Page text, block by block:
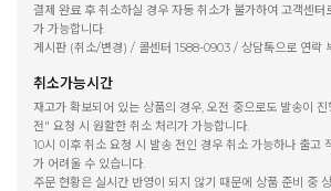
결제 완료 후 취소하실 경우 자동 취소가 불가하여 고객센터
가 가능합니다.
게시판 (취소/변경) / 콜센터 1588-0903 / 상담톡으로 연락
취소가능시간
재고가 확보되어 있는 상품의 경우, 오전 중으로도 발송이
전" 요청 시 원활한 취소 처리가 가능합니다.
10시 이후 취소 요청 시 발송 전인 경우 취소 가능하나 출고
가 어려울 수 있습니다.
주문 현황은 실시간 반영이 되지 않기 때문에 상품 준비 중